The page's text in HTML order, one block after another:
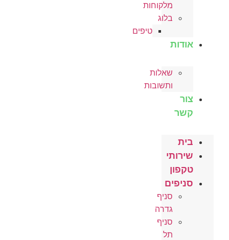
מלקוחות
בלוג
טיפים
אודות
שאלות
ותשובות
צור
קשר
בית
שירותי
טקפון
סניפים
סניף
גדרה
סניף
תל